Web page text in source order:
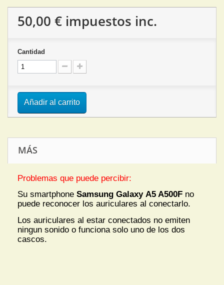
50,00 € impuestos inc.
Cantidad
Añadir al carrito
MÁS
Problemas que puede percibir:
Su smartphone Samsung Galaxy A5 A500F no
puede reconocer los auriculares al conectarlo.
Los auriculares al estar conectados no emiten
ningun sonido o funciona solo uno de los dos
cascos.